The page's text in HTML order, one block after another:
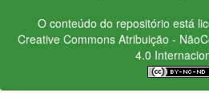
O conteúdo do repositório está
Creative CommonsAtribuição -
4.0